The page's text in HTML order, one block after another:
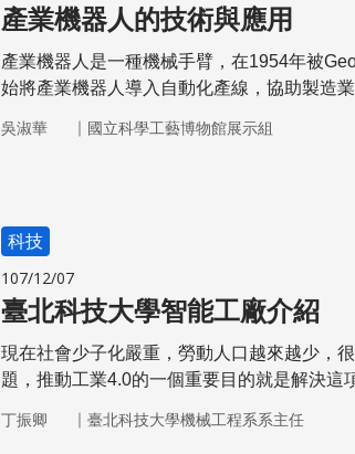
產業機器人的技術與應用
產業機器人是一種機械手臂，在1954年被
始將產業機器人導入自動化產線，協助製造業
吳淑華 ｜ 國立科學工藝博物館展示組
科技
107/12/07
臺北科技大學智能工廠介紹
現在社會少子化嚴重，勞動人口越來越少，
題，推動工業4.0的一個重要目的就是解決這
丁振卿 ｜ 臺北科技大學機械工程系系主任